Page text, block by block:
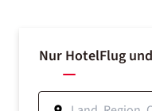
Nur HotelFlug